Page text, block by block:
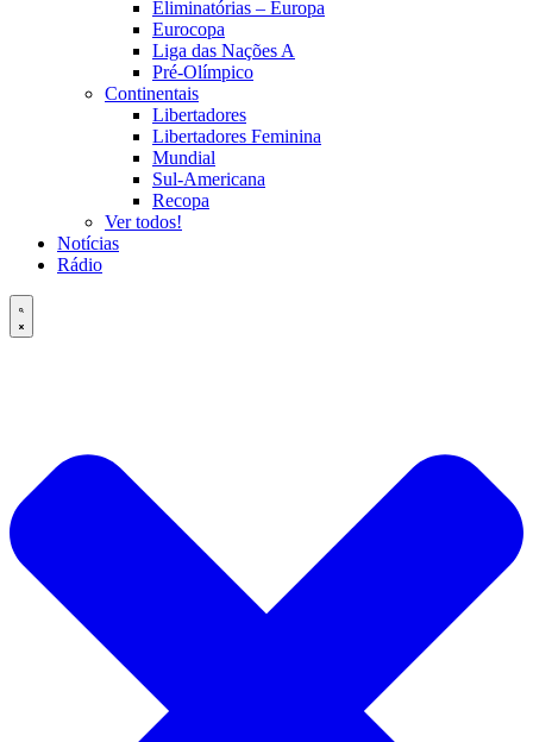
Eliminatórias – Europa
Eurocopa
Liga das Nações A
Pré-Olímpico
Continentais
Libertadores
Libertadores Feminina
Mundial
Sul-Americana
Recopa
Ver todos!
Notícias
Rádio